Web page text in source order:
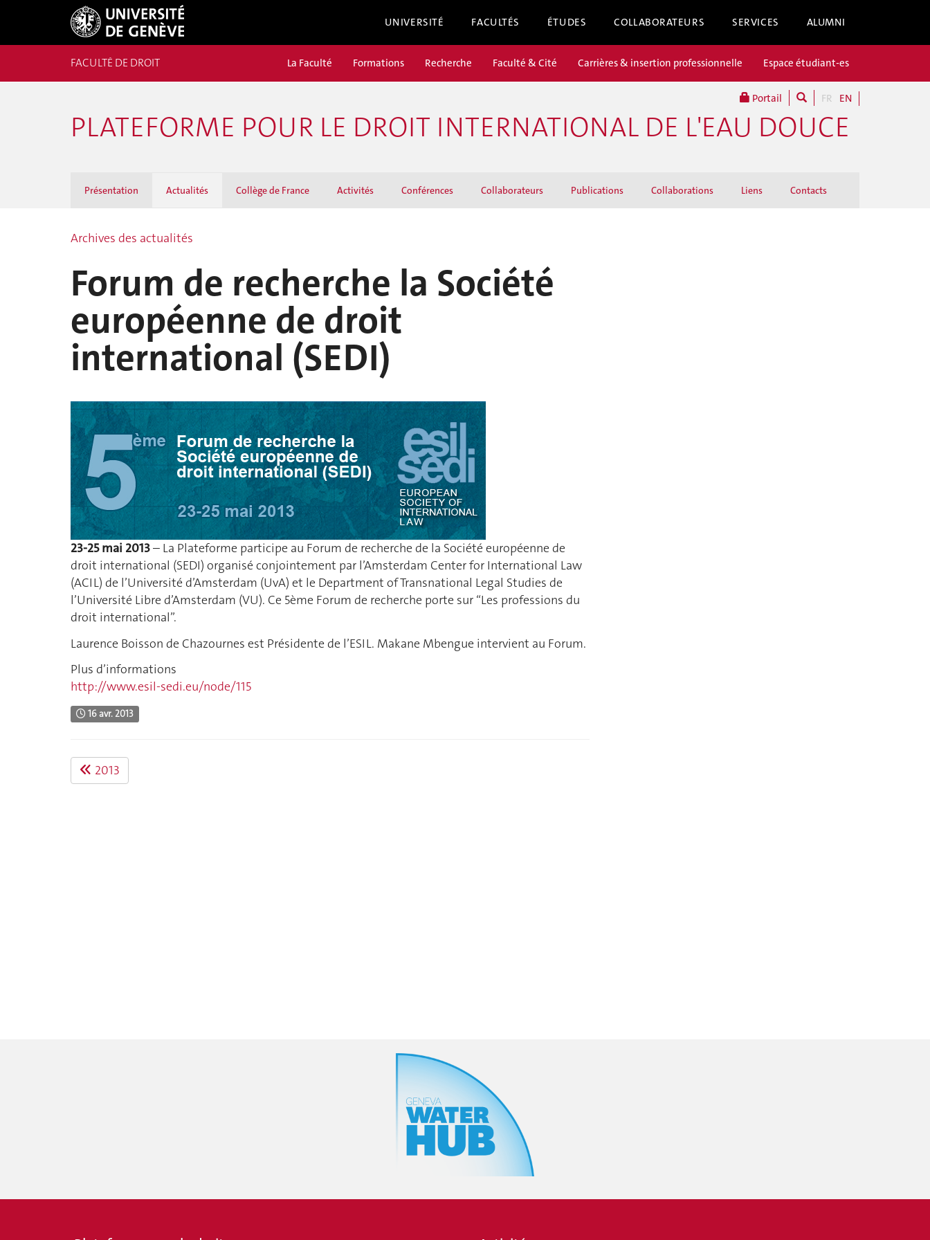
UNIVERSITÉ FACULTÉS ÉTUDES COLLABORATEURS SERVICES ALUMNI
Portail FR EN
FACULTÉ DE DROIT La Faculté Formations Recherche Faculté & Cité Carrières & insertion professionnelle Espace étudiant-es
PLATEFORME POUR LE DROIT INTERNATIONAL DE L'EAU DOUCE
Présentation Actualités Collège de France Activités Conférences Collaborateurs Publications Collaborations Liens Contacts
Archives des actualités
Forum de recherche la Société
européenne de droit
international (SEDI)
23-25 mai 2013– La Plateforme participe au Forum de recherche de la Société européenne de
droit international (SEDI) organisé conjointement par l’Amsterdam Center for International Law
(ACIL) de l’Université d’Amsterdam (UvA) et le Department of Transnational Legal Studies de
l’Université Libre d’Amsterdam (VU). Ce 5ème Forum de recherche porte sur “Les professions du
droit international”.
Laurence Boisson de Chazournes est Présidente de l’ESIL. Makane Mbengue intervient au Forum.
Plus d’informations
http://www.esil-sedi.eu/node/115
16 avr. 2013
2013